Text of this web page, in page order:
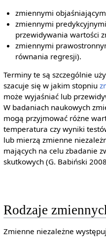
zmiennymi
zmiennymi
przewidywania wartości
zmiennymi
równania regresji).
Terminy te są szczególnie
szacuje się w jakim stopniu
może wyjaśniać lub
W badaniach naukowych
mogą przyjmować różne
temperatura czy wyniki
lub mierzą zmienne
mających na celu zbadanie
skutkowych (G. Babiński
Rodzaje
Zmienne niezależne